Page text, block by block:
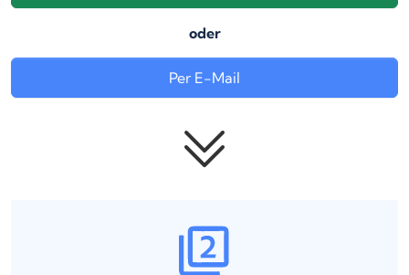
oder
Per E-Mail